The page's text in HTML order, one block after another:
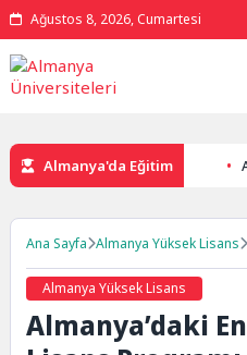
Ağustos 8, 2026, Cumartesi
Almanya'da Eğitim
Ana Sayfa Almanya Yüksek Lisans
Almanya Yüksek Lisans
Almanya’daki